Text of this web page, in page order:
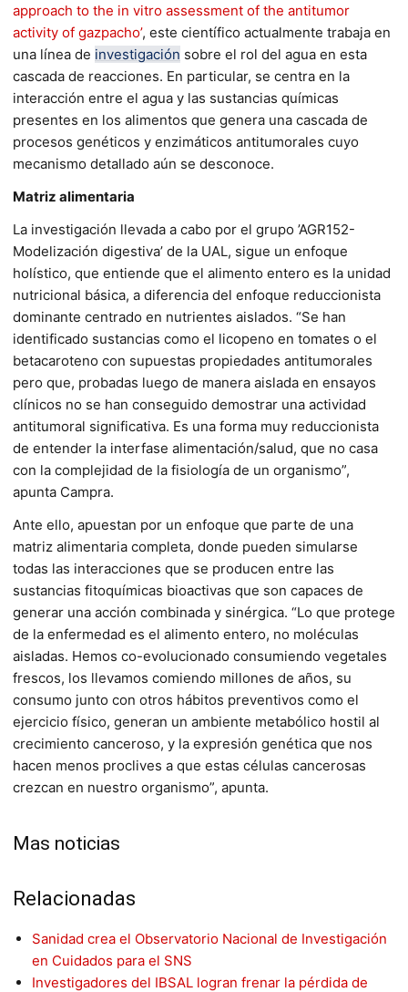
approach to the in vitro assessment of the antitumor
activity of gazpacho’, este científico actualmente trabaja en
una línea de investigación sobre el rol del agua en esta
cascada de reacciones. En particular, se centra en la
interacción entre el agua y las sustancias químicas
presentes en los alimentos que genera una cascada de
procesos genéticos y enzimáticos antitumorales cuyo
mecanismo detallado aún se desconoce.
Matriz alimentaria
La investigación llevada a cabo por el grupo ’AGR152-
Modelización digestiva’ de la UAL, sigue un enfoque
holístico, que entiende que el alimento entero es la unidad
nutricional básica, a diferencia del enfoque reduccionista
dominante centrado en nutrientes aislados. “Se han
identificado sustancias como el licopeno en tomates o el
betacaroteno con supuestas propiedades antitumorales
pero que, probadas luego de manera aislada en ensayos
clínicos no se han conseguido demostrar una actividad
antitumoral significativa. Es una forma muy reduccionista
de entender la interfase alimentación/salud, que no casa
con la complejidad de la fisiología de un organismo”,
apunta Campra.
Ante ello, apuestan por un enfoque que parte de una
matriz alimentaria completa, donde pueden simularse
todas las interacciones que se producen entre las
sustancias fitoquímicas bioactivas que son capaces de
generar una acción combinada y sinérgica. “Lo que protege
de la enfermedad es el alimento entero, no moléculas
aisladas. Hemos co-evolucionado consumiendo vegetales
frescos, los llevamos comiendo millones de años, su
consumo junto con otros hábitos preventivos como el
ejercicio físico, generan un ambiente metabólico hostil al
crecimiento canceroso, y la expresión genética que nos
hacen menos proclives a que estas células cancerosas
crezcan en nuestro organismo”, apunta.
Mas noticias
Relacionadas
Sanidad crea el Observatorio Nacional de Investigación
en Cuidados para el SNS
Investigadores del IBSAL logran frenar la pérdida de